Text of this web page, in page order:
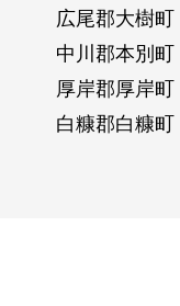
広尾郡大樹町
中川郡本別町
厚岸郡厚岸町
白糠郡白糠町